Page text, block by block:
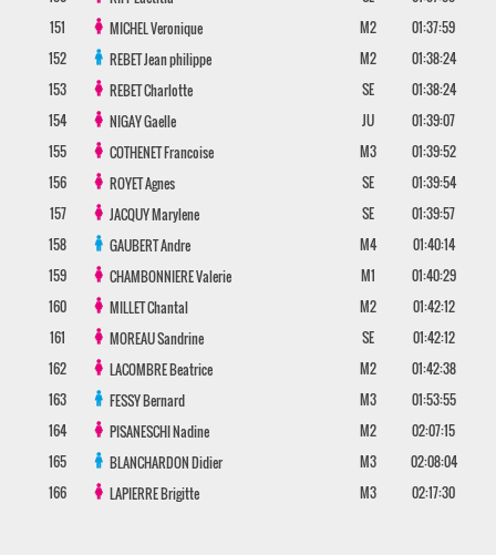
151
MICHELVeronique M2
01:37:59
152
REBETJean philippe M2
01:38:24
153
REBETCharlotte SE
01:38:24
154
NIGAYGaelle JU
01:39:07
155
COTHENETFrancoise M3
01:39:52
156
ROYETAgnes SE
01:39:54
157
JACQUYMarylene SE
01:39:57
158
GAUBERTAndre M4
01:40:14
159
CHAMBONNIEREValerie M1
01:40:29
160
MILLETChantal M2
01:42:12
161
MOREAUSandrine SE
01:42:12
162
LACOMBREBeatrice M2
01:42:38
163
FESSYBernard M3
01:53:55
164
PISANESCHINadine M2
02:07:15
165
BLANCHARDONDidier M3
02:08:04
166
LAPIERREBrigitte M3 02:17:30